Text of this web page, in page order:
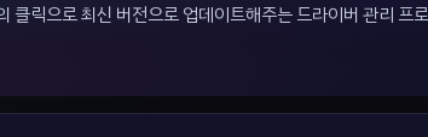
릭으로 최신 버전으로 업데이트해주는 드라이버 관리 프